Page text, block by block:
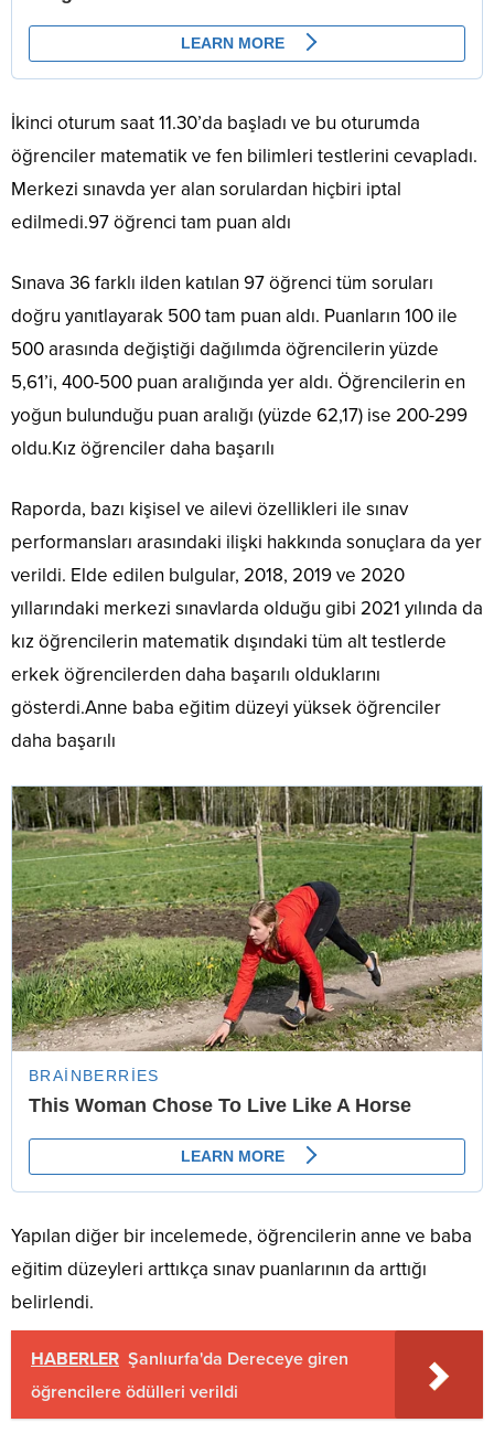
İkinci oturum saat 11.30’da başladı ve bu oturumda
öğrenciler matematik ve fen bilimleri testlerini cevapladı.
Merkezi sınavda yer alan sorulardan hiçbiri iptal
edilmedi.97 öğrenci tam puan aldı
Sınava 36 farklı ilden katılan 97 öğrenci tüm soruları
doğru yanıtlayarak 500 tam puan aldı. Puanların 100 ile
500 arasında değiştiği dağılımda öğrencilerin yüzde
5,61’i, 400-500 puan aralığında yer aldı. Öğrencilerin en
yoğun bulunduğu puan aralığı (yüzde 62,17) ise 200-299
oldu.Kız öğrenciler daha başarılı
Raporda, bazı kişisel ve ailevi özellikleri ile sınav
performansları arasındaki ilişki hakkında sonuçlara da yer
verildi. Elde edilen bulgular, 2018, 2019 ve 2020
yıllarındaki merkezi sınavlarda olduğu gibi 2021 yılında da
kız öğrencilerin matematik dışındaki tüm alt testlerde
erkek öğrencilerden daha başarılı olduklarını
gösterdi.Anne baba eğitim düzeyi yüksek öğrenciler
daha başarılı
Yapılan diğer bir incelemede, öğrencilerin anne ve baba
eğitim düzeyleri arttıkça sınav puanlarının da arttığı
belirlendi.
HABERLER Şanlıurfa'da Dereceye giren
öğrencilere ödülleri verildi